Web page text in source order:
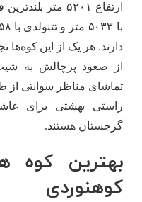
ارتفاع ۵۲۰۱
دارند. هر یک از این کوه‌ها
از صعود پرچالش به
تماشای مناظر سوانتی از
راستی بهشتی برای
گرجستان هستند.
بهترین کوه
کوهنوردی